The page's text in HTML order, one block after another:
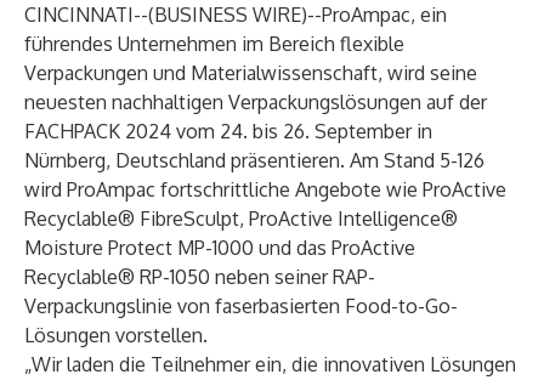
CINCINNATI--(BUSINESS WIRE)--ProAmpac, ein
führendes Unternehmen im Bereich flexible
Verpackungen und Materialwissenschaft, wird seine
neuesten nachhaltigen Verpackungslösungen auf der
FACHPACK 2024 vom 24. bis 26. September in
Nürnberg, Deutschland präsentieren. Am Stand 5-126
wird ProAmpac fortschrittliche Angebote wie ProActive
Recyclable® FibreSculpt, ProActive Intelligence®
Moisture Protect MP-1000 und das ProActive
Recyclable® RP-1050 neben seinerRAP-
Verpackungslinie von faserbasierten Food-to-Go-
Lösungen vorstellen.
„Wir laden die Teilnehmer ein, die innovativen Lösungen